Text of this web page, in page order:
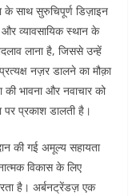
के साथ सुरुचिपूर्ण डिज़ाइन
और व्यावसायिक स्थान के
लाना है, जिससे उन्हें
नज़र डालने का मौक़ा
की भावना और नवाचार को
पर प्रकाश डालती है।
की गई अमूल्य सहायता
विकास के लिए
है। अर्बनट्रेंडज़ एक